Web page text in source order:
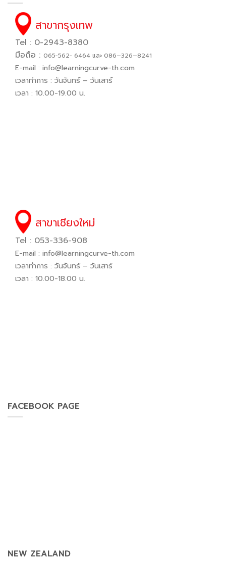
สาขากรุงเทพ
Tel : 0-2943-8380
มือถือ : 065−562− 6464 และ 086–326–8241
E-mail : info@learningcurve-th.com
เวลาทำการ : วันจันทร์ – วันเสาร์
เวลา : 10.00-19.00 น.
สาขาเชียงใหม่
Tel : 053-336-908
E-mail : info@learningcurve-th.com
เวลาทำการ : วันจันทร์ – วันเสาร์
เวลา : 10.00-18.00 น.
FACEBOOK PAGE
NEW ZEALAND